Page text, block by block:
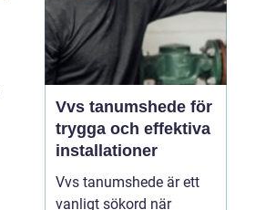
Vvs tanumshede för
trygga och effektiva
installationer
Vvs tanumshede är ett
vanligt sökord när